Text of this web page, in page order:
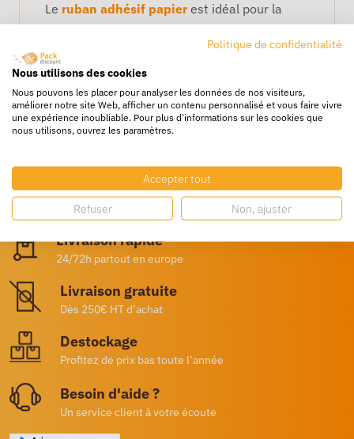
Le ruban adhésif papierest idéal pour la
travaux de peinture, lignes droites en
intérieur...
Livraison rapide
24/72h partout en europe
Livraison gratuite
Dès 250€ HT d’achat
Destockage
Profitez de prix bas toute l’année
Besoin d'aide ?
Un service client à votre écoute
Politique de confidentialité
Nous utilisons des cookies
Nous pouvons les placer pour analyser les données de nos visiteurs,
améliorer notre site Web, afficher un contenu personnalisé et vous faire vivre
une expérience inoubliable. Pour plus d'informations sur les cookies que
nous utilisons, ouvrez les paramètres.
Accepter tout
Refuser Non, ajuster